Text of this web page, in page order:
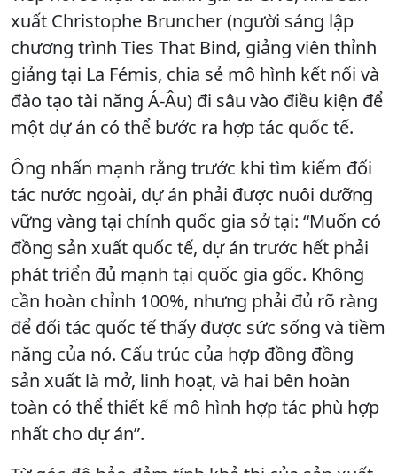
xuất Christophe Bruncher (người sáng lập
chương trình Ties That Bind, giảng viên thỉnh
giảng tại La Fémis, chia sẻ mô hình kết nối và
đào tạo tài năng Á-Âu) đi sâu vào điều kiện để
một dự án có thể bước ra hợp tác quốc tế.
Ông nhấn mạnh rằng trước khi tìm kiếm đối
tác nước ngoài, dự án phải được nuôi dưỡng
vững vàng tại chính quốc gia sở tại: “Muốn có
đồng sản xuất quốc tế, dự án trước hết phải
phát triển đủ mạnh tại quốc gia gốc. Không
cần hoàn chỉnh 100%, nhưng phải đủ rõ ràng
để đối tác quốc tế thấy được sức sống và tiềm
năng của nó. Cấu trúc của hợp đồng đồng
sản xuất là mở, linh hoạt, và hai bên hoàn
toàn có thể thiết kế mô hình hợp tác phù hợp
nhất cho dự án”.